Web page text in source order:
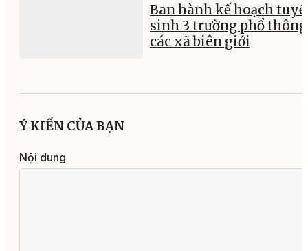
Ban hành kế hoạch
sinh 3 trường phổ
các xã biên giới
Ý KIẾN CỦA BẠN
Nội dung